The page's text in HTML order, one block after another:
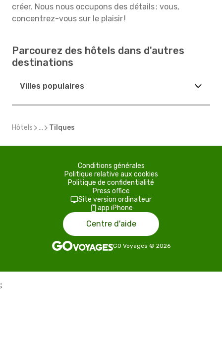
créer. Nous nous occupons des détails : vous,
concentrez-vous sur le plaisir !
Parcourez des hôtels dans d'autres
destinations
Villes populaires
Hôtels ... Tilques
Conditions générales
Politique relative aux cookies
Politique de confidentialité
Press office
Site version ordinateur
app iPhone
Centre d'aide
GO Voyages © 2026
;